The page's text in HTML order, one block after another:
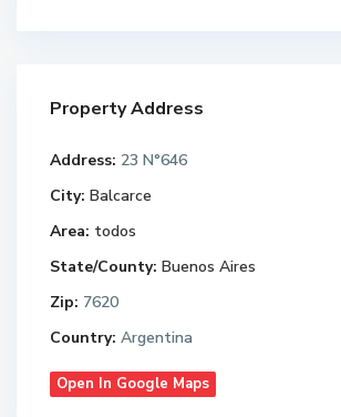
Property Address
Address: 23 N°646
City: Balcarce
Area: todos
State/County: Buenos Aires
Zip: 7620
Country: Argentina
Open In Google Maps